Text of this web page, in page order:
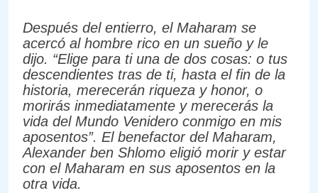
Después del entierro, el Maharam se
acercó al hombre rico en un sueño y le
dijo. “Elige para ti una de dos cosas: o tus
descendientes tras de ti, hasta el fin de la
historia, merecerán riqueza y honor, o
morirás inmediatamente y merecerás la
vida del Mundo Venidero conmigo en mis
aposentos”. El benefactor del Maharam,
Alexander ben Shlomo eligió morir y estar
con el Maharam en sus aposentos en la
otra vida.